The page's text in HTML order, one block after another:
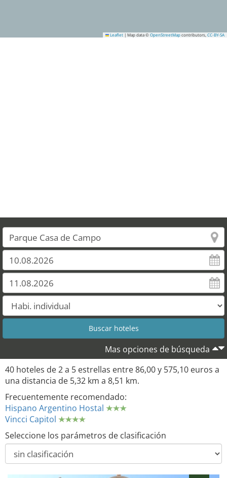
Leaflet | Map data © OpenStreetMap contributors, CC-BY-SA
Mas opciones de búsqueda
40 hoteles de 2 a 5 estrellas entre 86,00 y 575,10 euros a
una distancia de 5,32 km a 8,51 km.
Frecuentemente recomendado:
Hispano Argentino Hostal
Vincci Capitol
Seleccione los parámetros de clasificación